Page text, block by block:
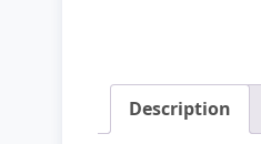
Description